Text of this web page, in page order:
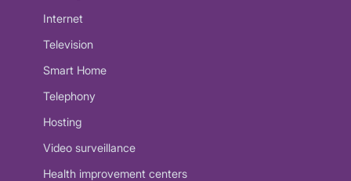
Internet
Television
Smart Home
Telephony
Hosting
Video surveillance
Health improvement centers